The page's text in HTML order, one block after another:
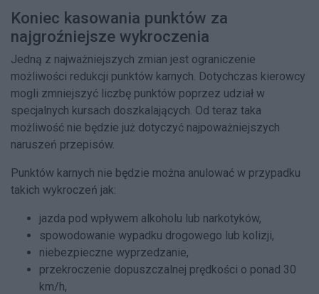
Koniec kasowania punktów za
najgroźniejsze wykroczenia
Jedną z najważniejszych zmian jest ograniczenie
możliwości redukcji punktów karnych. Dotychczas kierowcy
mogli zmniejszyć liczbę punktów poprzez udział w
specjalnych kursach doszkalających. Od teraz taka
możliwość nie będzie już dotyczyć najpoważniejszych
naruszeń przepisów.
Punktów karnych nie będzie można anulować w przypadku
takich wykroczeń jak:
jazda pod wpływem alkoholu lub narkotyków,
spowodowanie wypadku drogowego lub kolizji,
niebezpieczne wyprzedzanie,
przekroczenie dopuszczalnej prędkości o ponad 30
km/h,